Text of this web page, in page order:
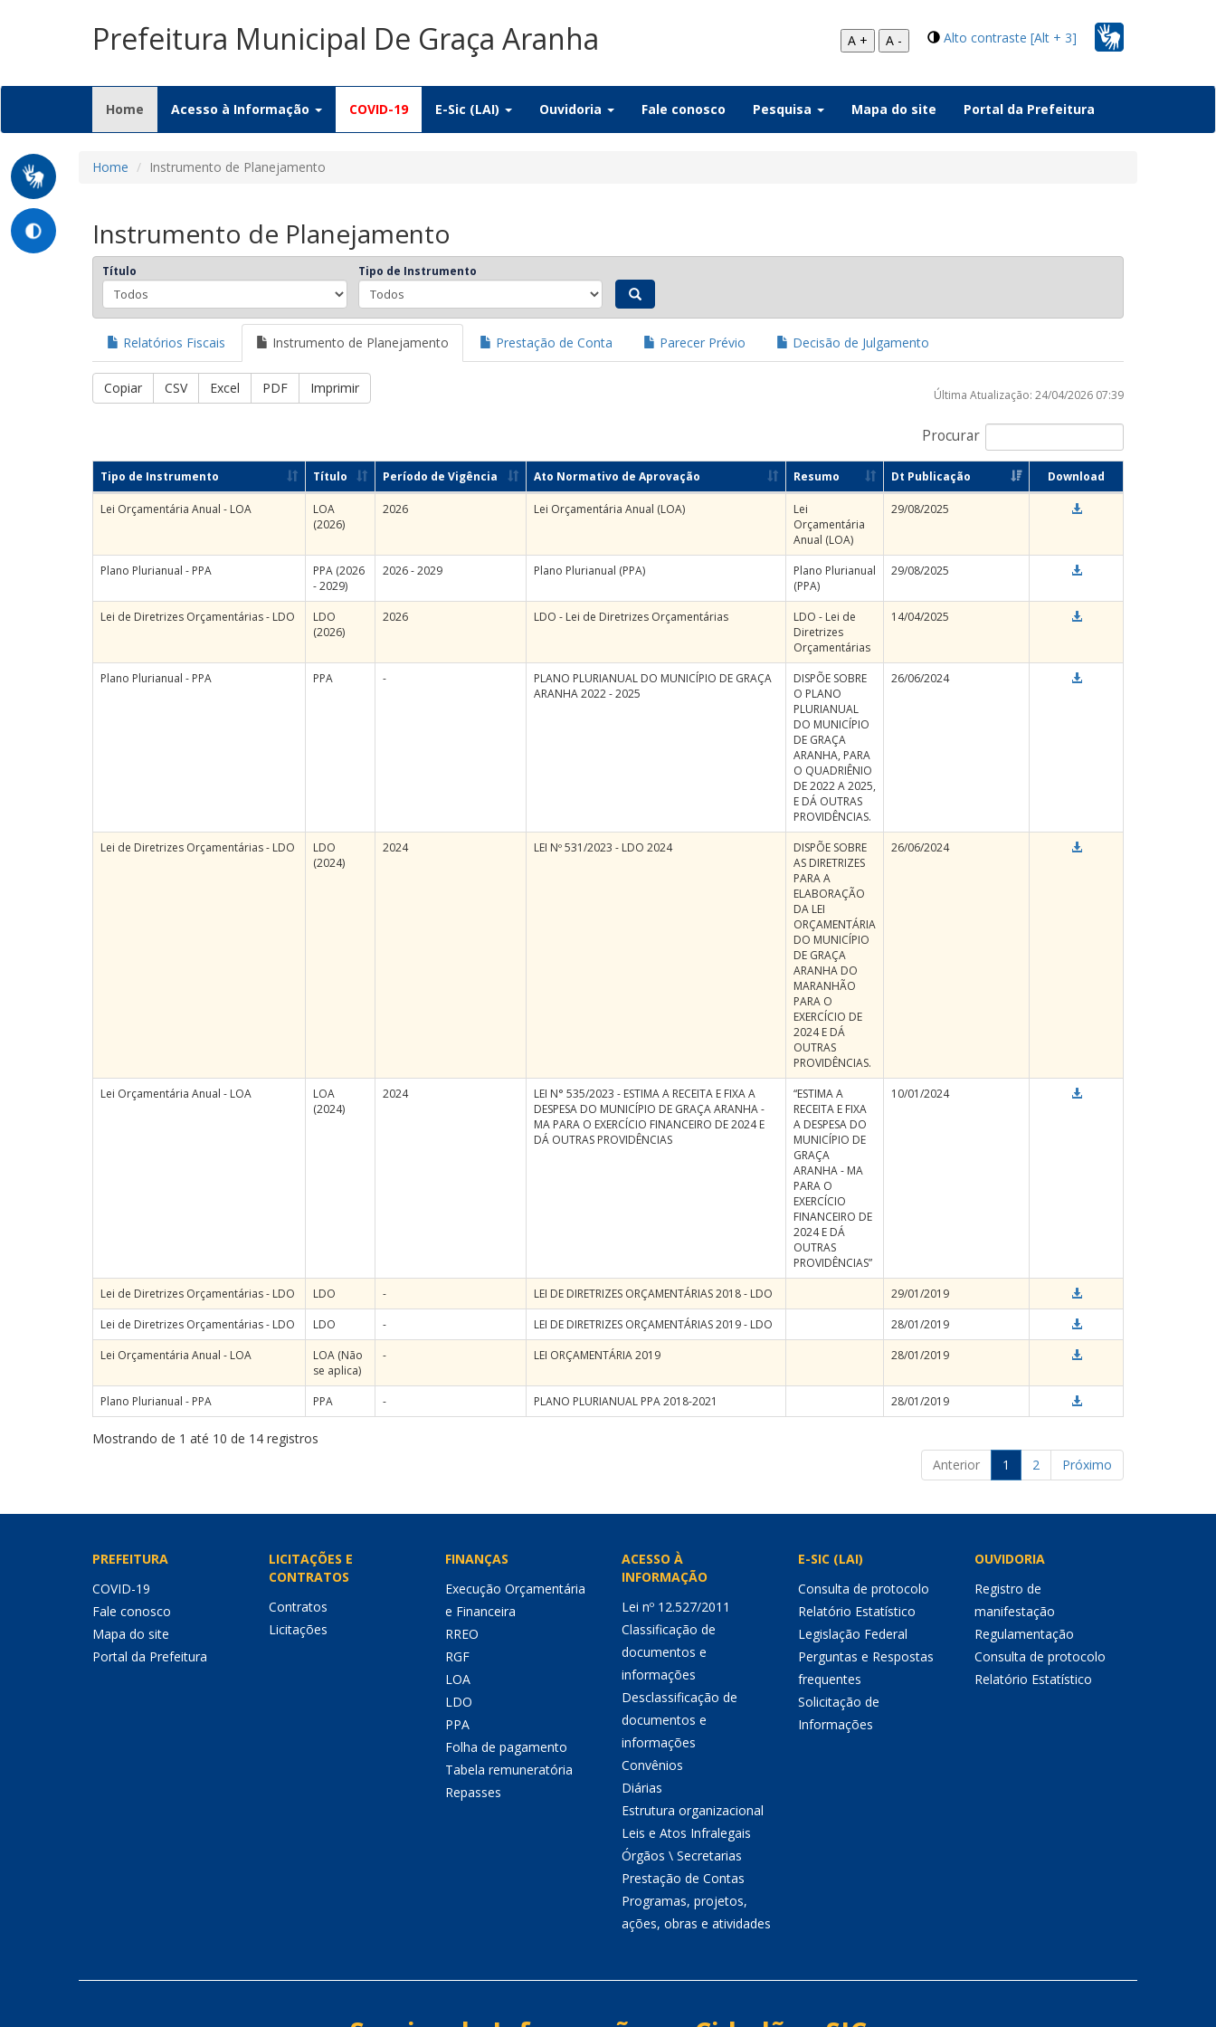
Prefeitura Municipal De Graça Aranha Alto contraste [Alt + 3]
A + A -
Home (current)
Acesso à Informação COVID-19 E-Sic (LAI) Ouvidoria Fale conosco Pesquisa Mapa do site Portal da Prefeitura
Home Instrumento de Planejamento
Instrumento de Planejamento
Título Tipo de Instrumento
Relatórios Fiscais Instrumento de Planejamento Prestação de Conta Parecer Prévio Decisão de Julgamento
Copiar CSV Excel PDF Imprimir
Procurar
Última Atualização: 24/04/2026 07:39
Tipo de Instrumento Título Período de Vigência Ato Normativo de Aprovação Resumo Dt Publicação Download
Lei Orçamentária Anual - LOA
LOA
(2026)
2026 Lei Orçamentária Anual (LOA)
Lei
Orçamentária
Anual (LOA)
29/08/2025
Plano Plurianual - PPA
PPA (2026
- 2029)
2026 - 2029 Plano Plurianual (PPA)
Plano Plurianual
(PPA)
29/08/2025
Lei de Diretrizes Orçamentárias - LDO
LDO
(2026)
2026 LDO - Lei de Diretrizes Orçamentárias
LDO - Lei de
Diretrizes
Orçamentárias
14/04/2025
Plano Plurianual - PPA PPA -
PLANO PLURIANUAL DO MUNICÍPIO DE GRAÇA
ARANHA 2022 - 2025
DISPÕE SOBRE
O PLANO
PLURIANUAL
DO MUNICÍPIO
DE GRAÇA
ARANHA, PARA
O QUADRIÊNIO
DE 2022 A 2025,
E DÁ OUTRAS
PROVIDÊNCIAS.
26/06/2024
Lei de Diretrizes Orçamentárias - LDO
LDO
(2024)
2024 LEI Nº 531/2023 - LDO 2024
DISPÕE SOBRE
AS DIRETRIZES
PARA A
ELABORAÇÃO
DA LEI
ORÇAMENTÁRIA
DO MUNICÍPIO
DE GRAÇA
ARANHA DO
MARANHÃO
PARA O
EXERCÍCIO DE
2024 E DÁ
OUTRAS
PROVIDÊNCIAS.
26/06/2024
Lei Orçamentária Anual - LOA
LOA
(2024)
2024
LEI N° 535/2023 - ESTIMA A RECEITA E FIXA A
DESPESA DO MUNICÍPIO DE GRAÇA ARANHA -
MA PARA O EXERCÍCIO FINANCEIRO DE 2024 E
DÁ OUTRAS PROVIDÊNCIAS
“ESTIMA A
RECEITA E FIXA
A DESPESA DO
MUNICÍPIO DE
GRAÇA
ARANHA - MA
PARA O
EXERCÍCIO
FINANCEIRO DE
2024 E DÁ
OUTRAS
PROVIDÊNCIAS”
10/01/2024
Lei de Diretrizes Orçamentárias - LDO LDO - LEI DE DIRETRIZES ORÇAMENTÁRIAS 2018 - LDO
29/01/2019
Lei de Diretrizes Orçamentárias - LDO
LDO - LEI DE DIRETRIZES ORÇAMENTÁRIAS 2019 - LDO
28/01/2019
Lei Orçamentária Anual - LOA
LOA (Não
se aplica)
- LEI ORÇAMENTÁRIA 2019 28/01/2019
Plano Plurianual - PPA PPA - PLANO PLURIANUAL PPA 2018-2021 28/01/2019
Mostrando de 1 até 10 de 14 registros
Anterior
1 2 Próximo
PREFEITURA
COVID-19
Fale conosco
Mapa do site
Portal da Prefeitura
LICITAÇÕES E
CONTRATOS
Contratos
Licitações
FINANÇAS
Execução Orçamentária
e Financeira
RREO
RGF
LOA
LDO
PPA
Folha de pagamento
Tabela remuneratória
Repasses
ACESSO À
INFORMAÇÃO
Lei nº 12.527/2011
Classificação de
documentos e
informações
Desclassificação de
documentos e
informações
Convênios
Diárias
Estrutura organizacional
Leis e Atos Infralegais
Órgãos \ Secretarias
Prestação de Contas
Programas, projetos,
ações, obras e atividades
E-SIC (LAI)
Consulta de protocolo
Relatório Estatístico
Legislação Federal
Perguntas e Respostas
frequentes
Solicitação de
Informações
OUVIDORIA
Registro de
manifestação
Regulamentação
Consulta de protocolo
Relatório Estatístico